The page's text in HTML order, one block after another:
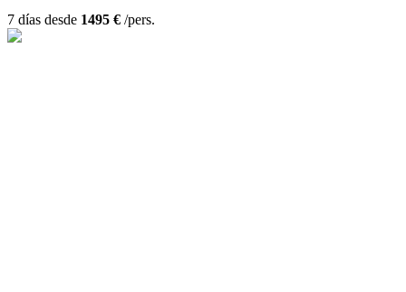
7 días desde 1495 € /pers.